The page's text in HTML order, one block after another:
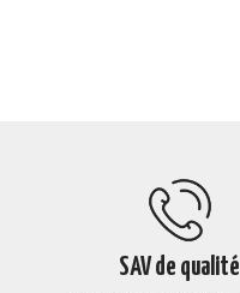
SAV de qualité